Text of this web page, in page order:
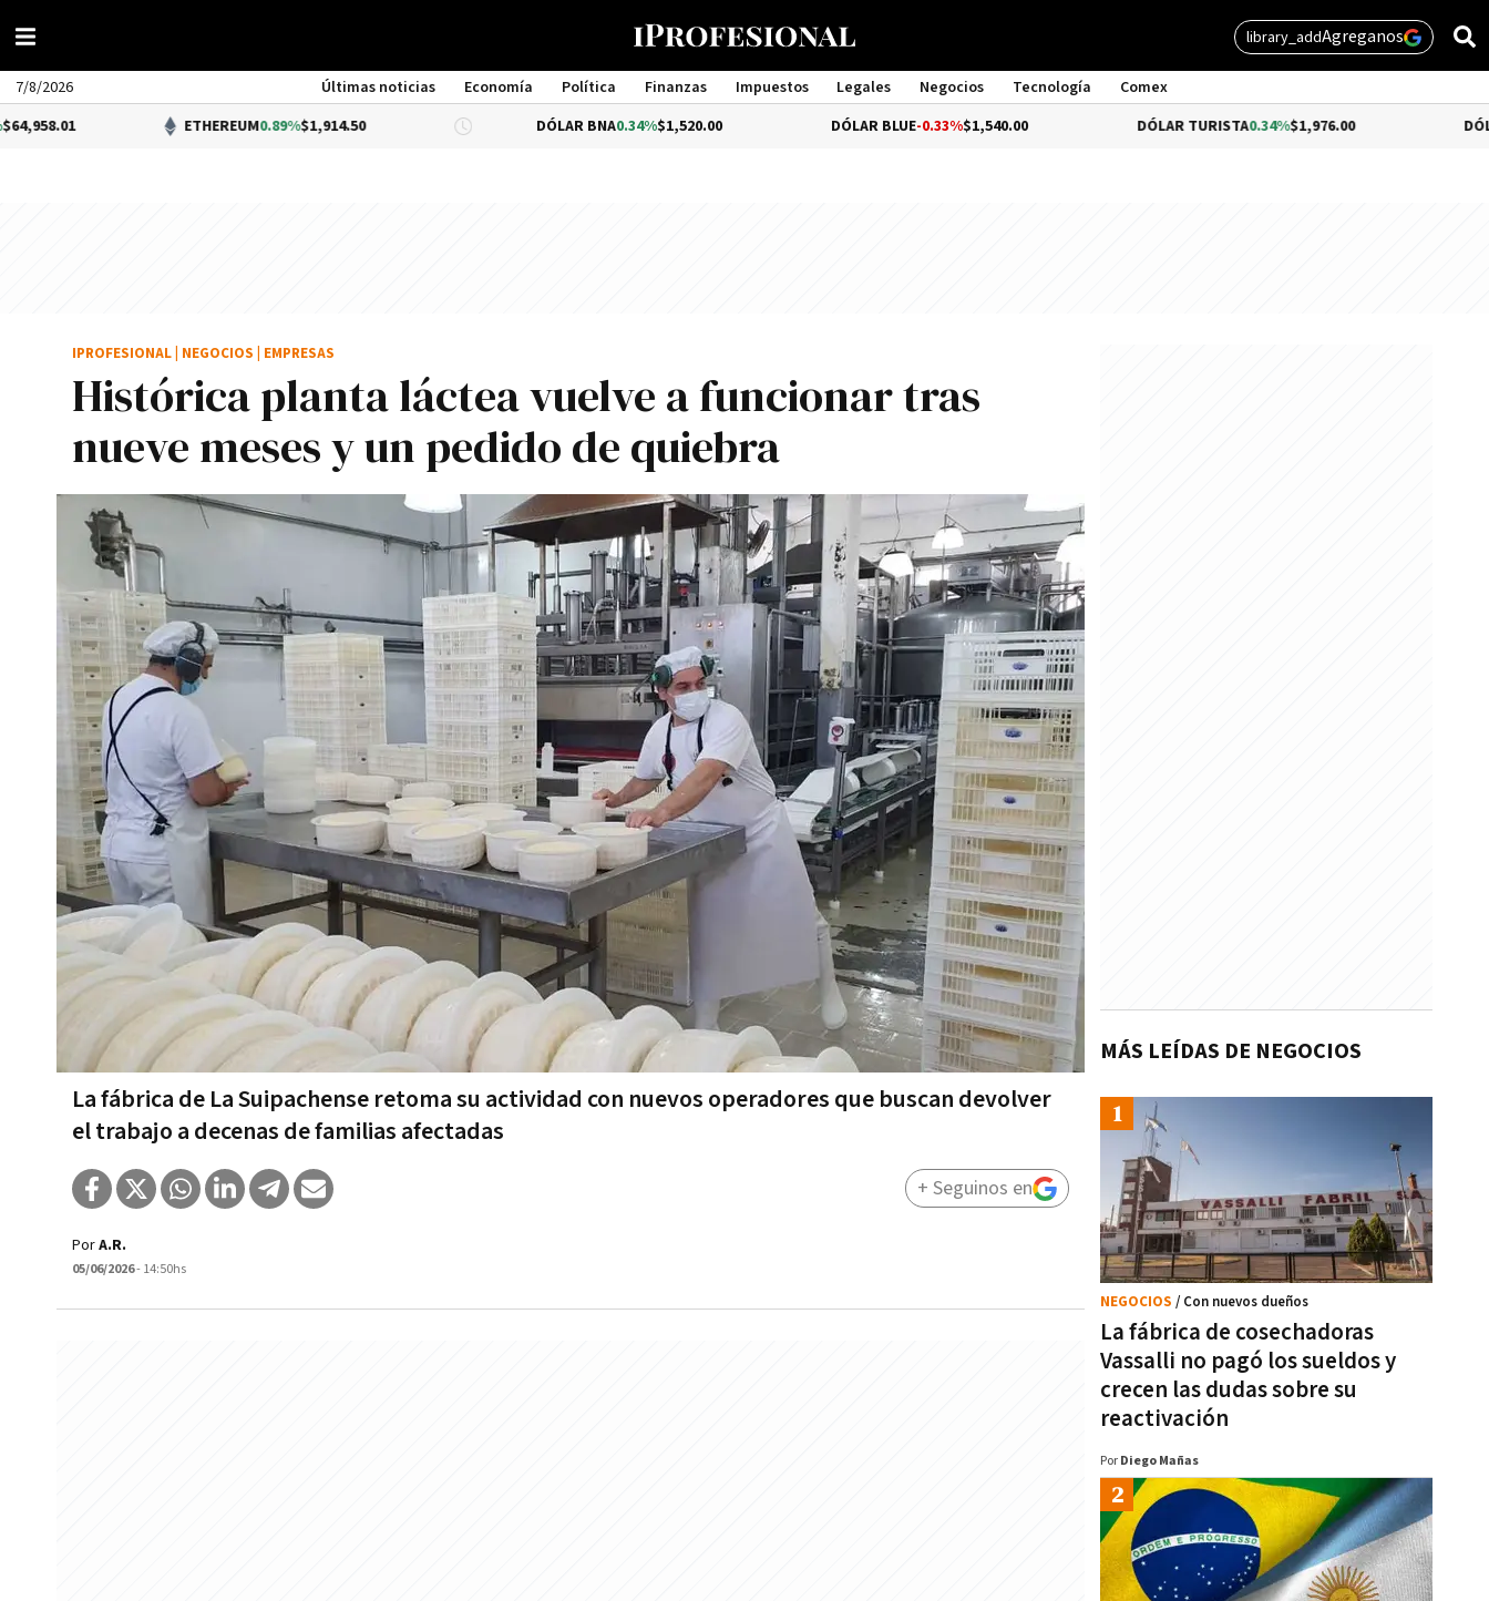
library_addAgreganos
7/8/2026 Últimas noticias Economía Política Finanzas Impuestos Legales Negocios Tecnología
Comex
Management
ETHEREUM0.89%$1,914.50 DÓLAR BNA 0.34%$1,520.00 -0.33%$1,540.00 DÓLAR TURISTA0.34%$1,976.00 -
Histórica planta láctea vuelve a funcionar tras
nueve meses y un pedido de quiebra
La fábrica de La Suipachense retoma su actividad con nuevos operadores que buscan devolver
el trabajo a decenas de familias afectadas
IPROFESIONAL NEGOCIOS EMPRESAS
PorA.R.
05/06/2026- 14:50hs
+ Seguinos en
MÁS LEÍDAS DE NEGOCIOS
La fábrica de cosechadoras
Vassalli no pagó los sueldos y
crecen las dudas sobre su
reactivación
NEGOCIOS / Con nuevos dueños
Por Diego Mañas